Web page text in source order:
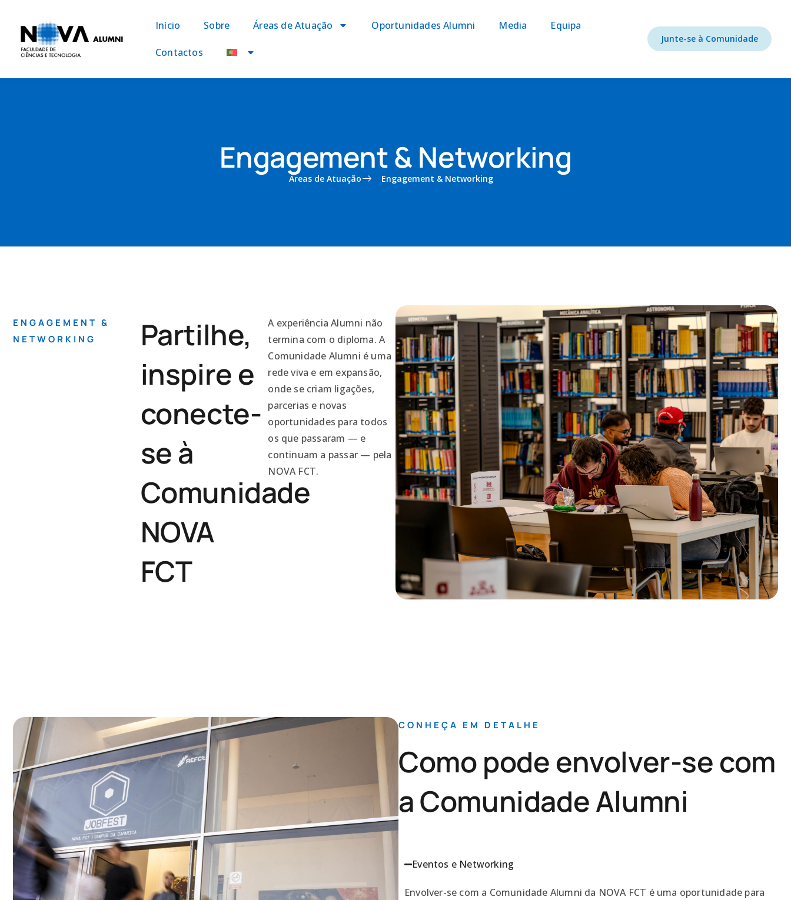
Início Sobre Áreas de Atuação Oportunidades Alumni Media Equipa
Contactos
Junte-se à Comunidade
Engagement & Networking
Áreas de Atuação Engagement & Networking
ENGAGEMENT &
NETWORKING
Partilhe,
inspire e
conecte-
se à
Comunidade
NOVA
FCT
A experiência Alumni não
termina com o diploma. A
Comunidade Alumni é uma
rede viva e em expansão,
onde se criam ligações,
parcerias e novas
oportunidades para todos
os que passaram — e
continuam a passar — pela
NOVA FCT.
CONHEÇA EM DETALHE
Como pode envolver-se com
a Comunidade Alumni
Eventos e Networking
Envolver-se com a Comunidade Alumni da NOVA FCT é uma oportunidade para